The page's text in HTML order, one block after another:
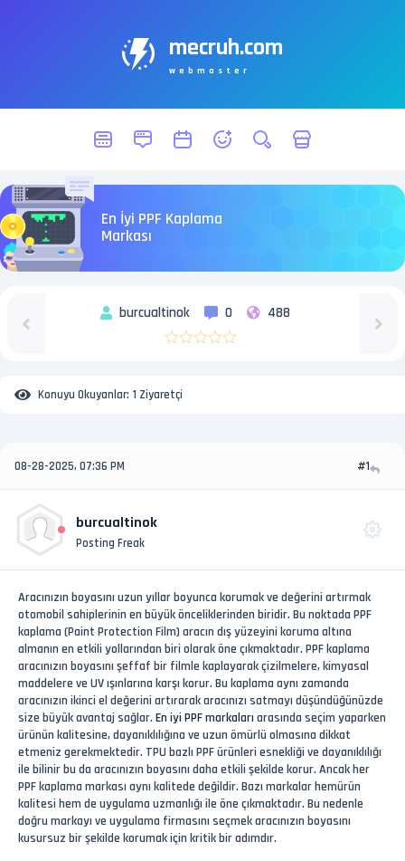
mecruh.com
webmaster
En İyi PPF Kaplama
Markası
burcualtinok 0 488
Konuyu Okuyanlar: 1 Ziyaretçi
08-28-2025, 07:36 PM #1
burcualtinok
Posting Freak
Aracınızın boyasını uzun yıllar boyunca korumak ve değerini artırmak
otomobil sahiplerinin en büyük önceliklerinden biridir. Bu noktada PPF
kaplama (Paint Protection Film) aracın dış yüzeyini koruma altına
almanın en etkili yollarından biri olarak öne çıkmaktadır. PPF kaplama
aracınızın boyasını şeffaf bir filmle kaplayarak çizilmelere, kimyasal
maddelere ve UV ışınlarına karşı korur. Bu kaplama aynı zamanda
aracınızın ikinci el değerini artırarak aracınızı satmayı düşündüğünüzde
size büyük avantaj sağlar. En iyi PPF markaları arasında seçim yaparken
ürünün kalitesine, dayanıklılığına ve uzun ömürlü olmasına dikkat
etmeniz gerekmektedir. TPU bazlı PPF ürünleri esnekliği ve dayanıklılığı
ile bilinir bu da aracınızın boyasını daha etkili şekilde korur. Ancak her
PPF kaplama markası aynı kalitede değildir. Bazı markalar hemürün
kalitesi hem de uygulama uzmanlığı ile öne çıkmaktadır. Bu nedenle
doğru markayı ve uygulama firmasını seçmek aracınızın boyasını
kusursuz bir şekilde korumak için kritik bir adımdır.